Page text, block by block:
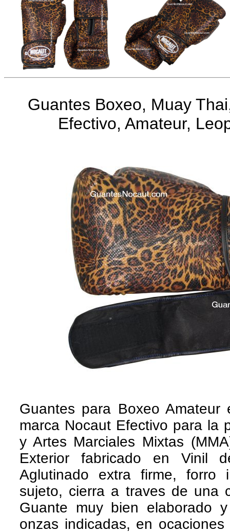
Guantes Boxeo, Muay
Efectivo, Amateur,
Guantes para Boxeo
marca Nocaut Efectivo para la
y Artes Marciales Mixtas
Exterior fabricado en Vinil
Aglutinado extra firme, forro
sujeto, cierra a traves de una
Guante muy bien elaborado
onzas indicadas, en